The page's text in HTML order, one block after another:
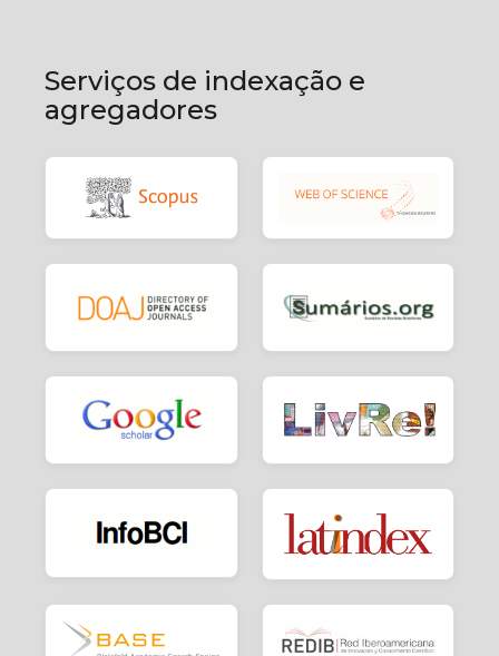
Serviços de indexação e
agregadores